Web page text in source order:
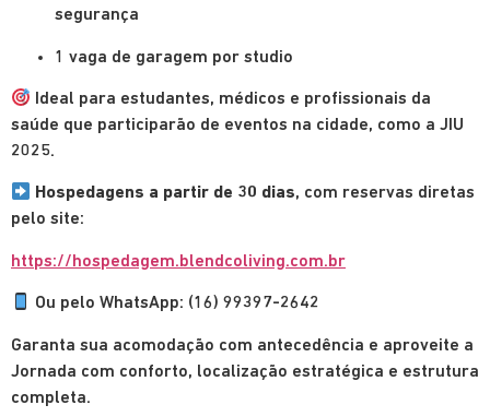
segurança
1 vaga de garagem por studio
Ideal para estudantes, médicos e profissionais da
saúde que participarão de eventos na cidade, como a JIU
2025.
Hospedagens a partir de 30 dias, com reservas diretas
pelo site:
https://hospedagem.blendcoliving.com.br
Ou pelo WhatsApp: (16) 99397-2642
Garanta sua acomodação com antecedência e aproveite a
Jornada com conforto, localização estratégica e estrutura
completa.